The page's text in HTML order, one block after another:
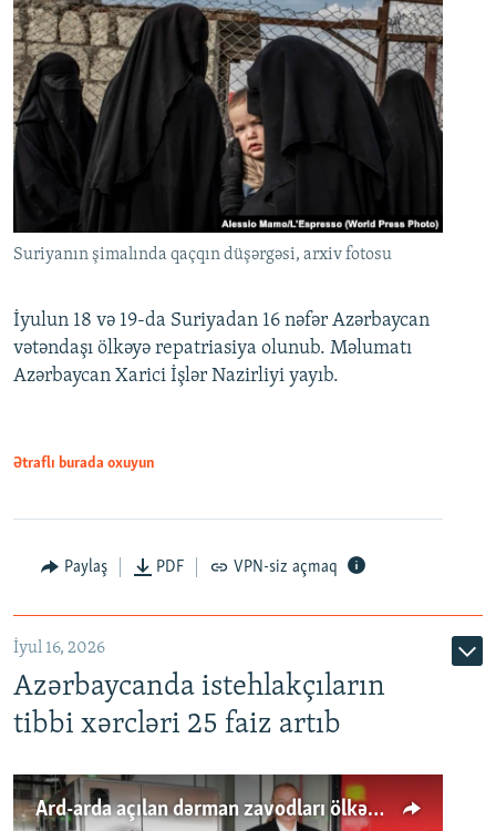
Suriyanın şimalında qaçqın düşərgəsi, arxiv fotosu
İyulun 18 və 19-da Suriyadan 16 nəfər Azərbaycan
vətəndaşı ölkəyə repatriasiya olunub. Məlumatı
Azərbaycan Xarici İşlər Nazirliyi yayıb.
Ətraflı burada oxuyun
Paylaş PDF VPN-siz açmaq
İyul 16, 2026
Azərbaycanda istehlakçıların
tibbi xərcləri 25 faiz artıb
Ard-arda açılan dərman zavodları ölkənin tələbatını ödəyirmi?